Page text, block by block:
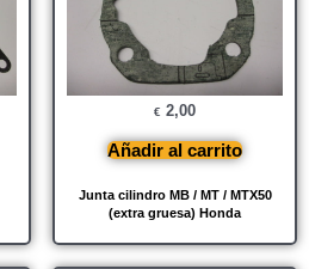
Junta cilindro MB / MT / MTX50
(extra gruesa) Honda
€ 2,00
Añadir al carrito